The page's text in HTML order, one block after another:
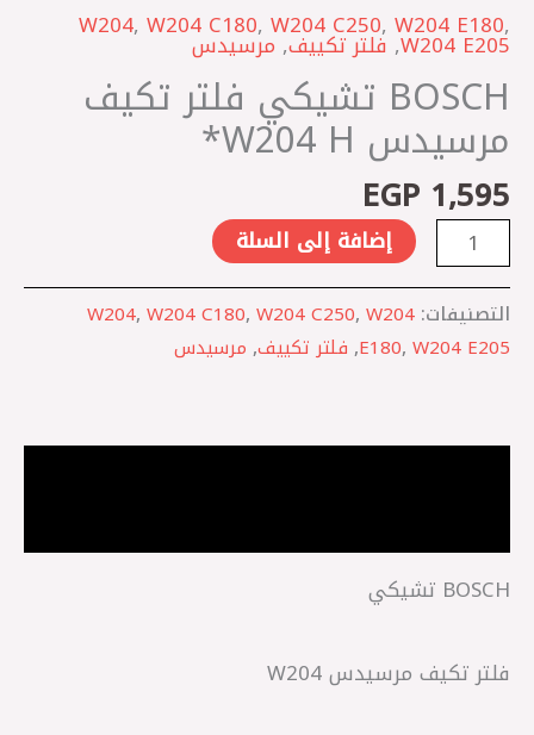
W204, W204 C180, W204 C250, W204 E180,
W204 E205
, فلتر تكييف,مرسيدس
BOSCH تشيكي فلتر تكيف
مرسيدس W204 H*
EGP 1,595
مرسيدس
H*
إضافة إلى السلة
التصنيفات: W204, W204 C180, W204 C250, W204
E180, W204 E205
, فلتر تكييف, مرسيدس
BOSCH تشيكي
فلتر تكيف مرسيدس W204